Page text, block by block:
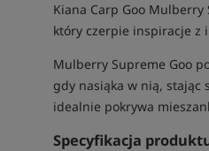
Kiana Carp Goo
który czerpie inspiracje z
Mulberry Supreme Goo
gdy nasiąka w nią, stając
idealnie pokrywa
Specyfikacja